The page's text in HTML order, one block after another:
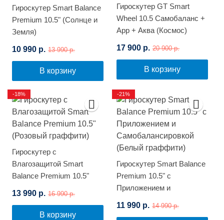
Гироскутер Smart Balance
Premium 10.5" (Солнце и
Земля)
10 990 р. 13 990 р.
В корзину
Гироскутер GT Smart
Wheel 10.5 Самобаланс +
App + Аква (Космос)
17 900 р. 20 900 р.
В корзину
Гироскутер с
Влагозащитой Smart
Balance Premium 10.5"
13 990 р. 16 990 р.
В корзину
-18%
Гироскутер Smart Balance
Premium 10.5" с
Приложением и
(Белый граффити)
11 990 р. 14 990 р.
-21%